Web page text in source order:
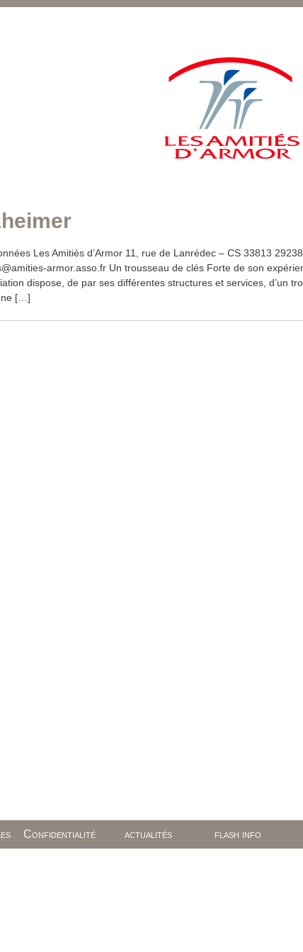
Les Amitiés d’Armor 11, rue de Lanrédec – CS 33813
armor.asso.fr Un trousseau de clés Forte de son
dispose, de par ses différentes structures et services, d’un
[…]
Confidentialité actualités flash info